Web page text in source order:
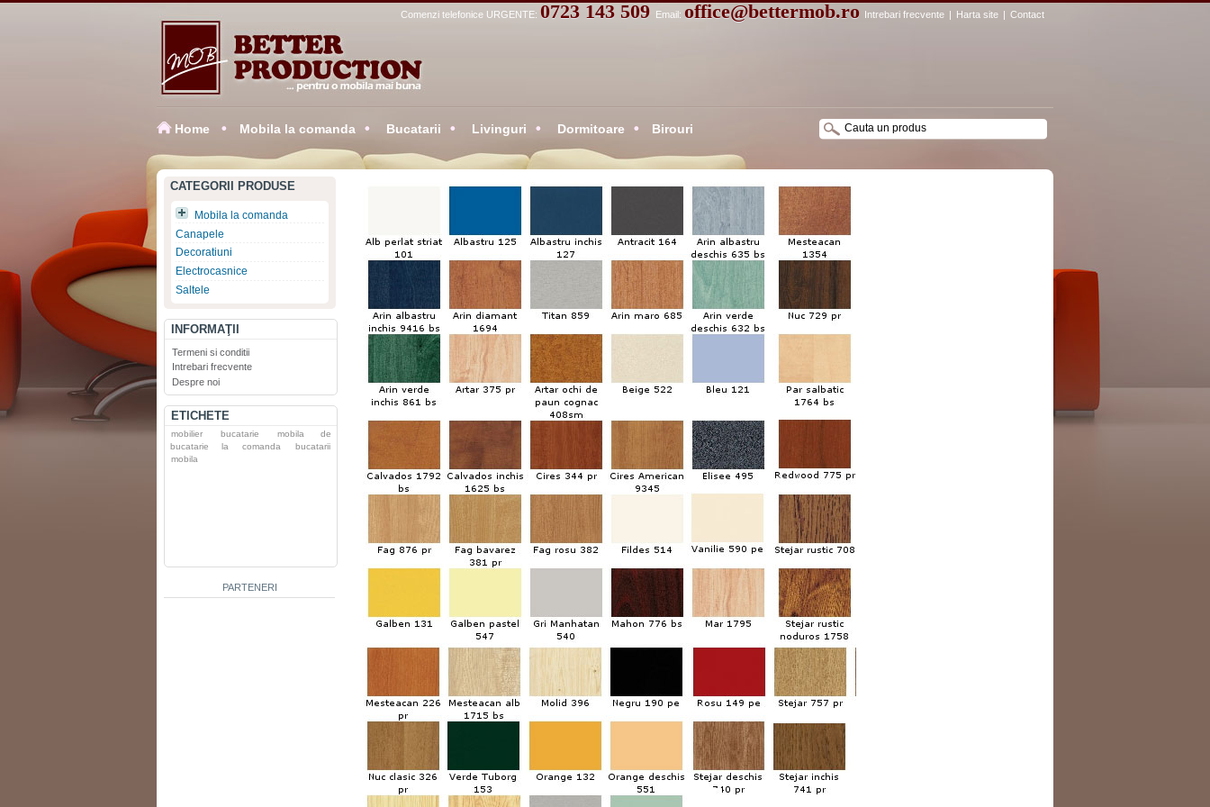
Comenzi telefonice URGENTE: 0723 143 509 Email: office@bettermob.ro Intrebari frecvente | Harta site | Contact
Home Mobila la comanda Bucatarii Livinguri Dormitoare Birouri
CATEGORII PRODUSE
Mobila la comanda
Canapele
Decoratiuni
Electrocasnice
Saltele
INFORMAŢII
Termeni si conditii
Intrebari frecvente
Despre noi
ETICHETE
mobilier bucatarie
mobila de
bucatarie la comanda
bucatarii
mobila
PARTENERI